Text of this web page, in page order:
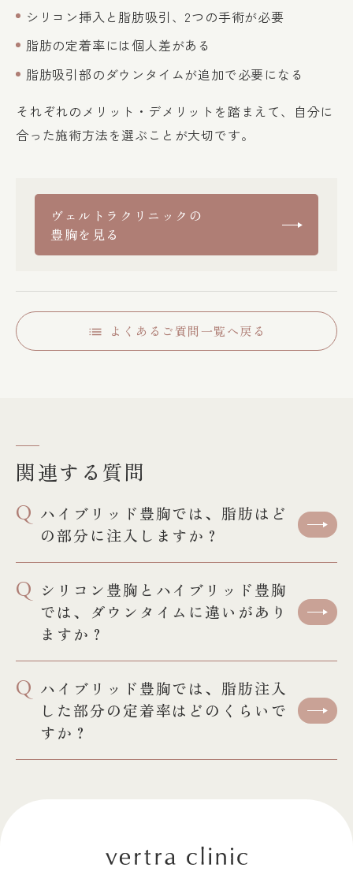
シリコン挿入と脂肪吸引、2つの手術が必要
脂肪の定着率には個人差がある
脂肪吸引部のダウンタイムが追加で必要になる
それぞれのメリット・デメリットを踏まえて、自分に
合った施術方法を選ぶことが大切です。
ヴェルトラクリニックの
豊胸を見る
よくあるご質問一覧へ戻る
関連する質問
Q ハイブリッド豊胸では、脂肪はど
の部分に注入しますか？
Q シリコン豊胸とハイブリッド豊胸
では、ダウンタイムに違いがあり
ますか？
Q ハイブリッド豊胸では、脂肪注入
した部分の定着率はどのくらいで
すか？